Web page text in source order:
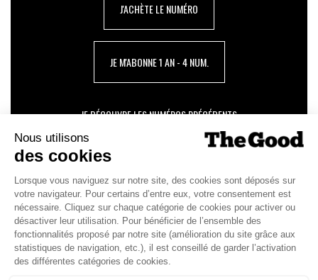
J'ACHÈTE LE NUMÉRO
JE M'ABONNE 1 AN - 4 NUM.
JE DÉCOUVRE LES NUMÉROS PRÉCÉDENTS
Je suis déjà abonné(e) :
version digitale